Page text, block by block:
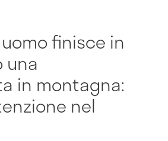
finisce in
una
in montagna:
nel